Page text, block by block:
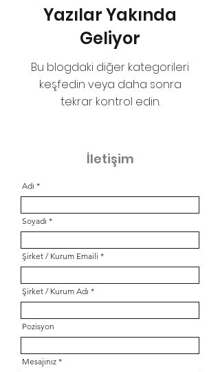
Yazılar Yakında
Geliyor
Bu blogdaki diğer kategorileri
keşfedin veya daha sonra
tekrar kontrol edin.
İletişim
Adı
Soyadı
Şirket / Kurum Emaili
Şirket / Kurum Adı
Pozisyon
Mesajınız